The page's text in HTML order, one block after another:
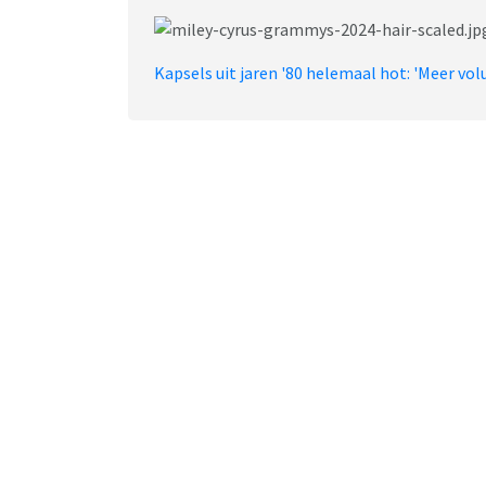
Kapsels uit jaren '80 helemaal hot: 'Meer